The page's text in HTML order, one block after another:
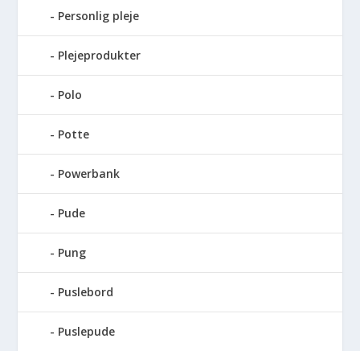
Personlig pleje
Plejeprodukter
Polo
Potte
Powerbank
Pude
Pung
Puslebord
Puslepude